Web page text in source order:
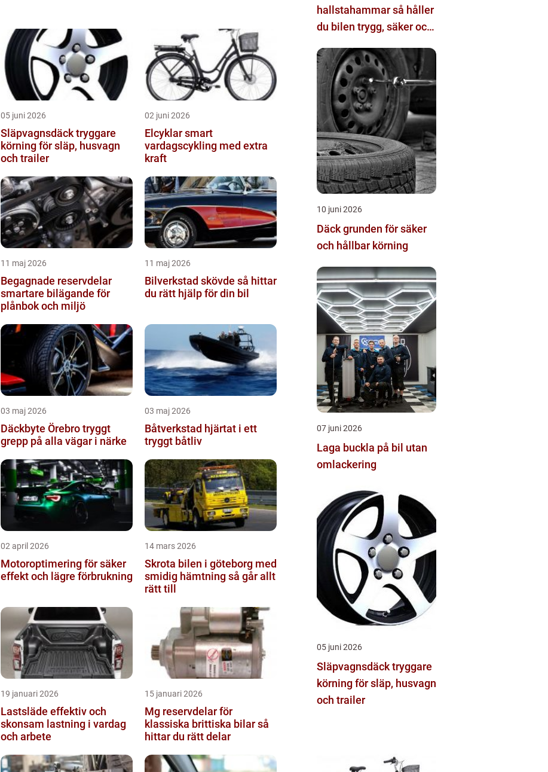
05 juni 2026
Släpvagnsdäck tryggare
körning för släp, husvagn
och trailer
02 juni 2026
Elcyklar smart
vardagscykling med extra
kraft
11 maj 2026
Begagnade reservdelar
smartare bilägande för
plånbok och miljö
11 maj 2026
Bilverkstad skövde så hittar
du rätt hjälp för din bil
03 maj 2026
Däckbyte Örebro tryggt
grepp på alla vägar i närke
03 maj 2026
Båtverkstad hjärtat i ett
tryggt båtliv
02 april 2026
Motoroptimering för säker
effekt och lägre förbrukning
14 mars 2026
Skrota bilen i göteborg med
smidig hämtning så går allt
rätt till
19 januari 2026
Lastsläde effektiv och
skonsam lastning i vardag
och arbete
15 januari 2026
Mg reservdelar för
klassiska brittiska bilar så
hittar du rätt delar
hallstahammar så håller
du bilen trygg, säker och
10 juni 2026
Däck grunden för säker
och hållbar körning
07 juni 2026
Laga buckla på bil utan
omlackering
05 juni 2026
Släpvagnsdäck tryggare
körning för släp, husvagn
och trailer